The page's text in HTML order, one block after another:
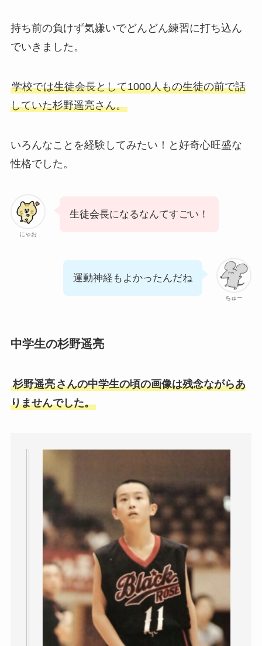
持ち前の負けず気嫌いでどんどん練習に打ち込ん
でいきました。
学校では生徒会長として1000人もの生徒の前で話
していた杉野遥亮さん。
いろんなことを経験してみたい！と好奇心旺盛な
性格でした。
にゃお
生徒会長になるなんてすごい！
ちゅー
運動神経もよかったんだね
中学生の杉野遥亮
杉野遥亮さんの中学生の頃の画像は残念ながらあ
りませんでした。